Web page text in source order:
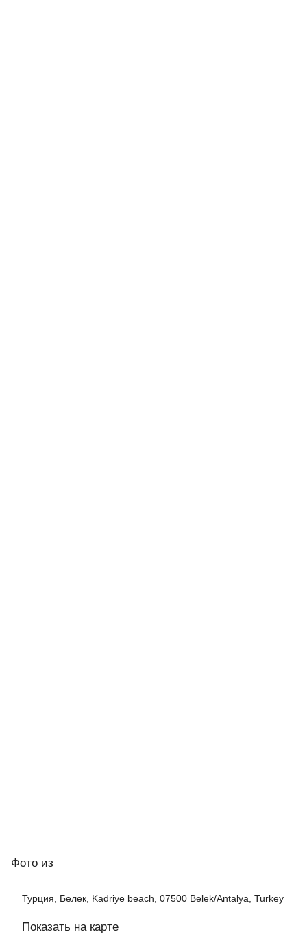
Фото из
Турция, Белек, Kadriye beach, 07500 Belek/Antalya, Turkey
Показать на карте